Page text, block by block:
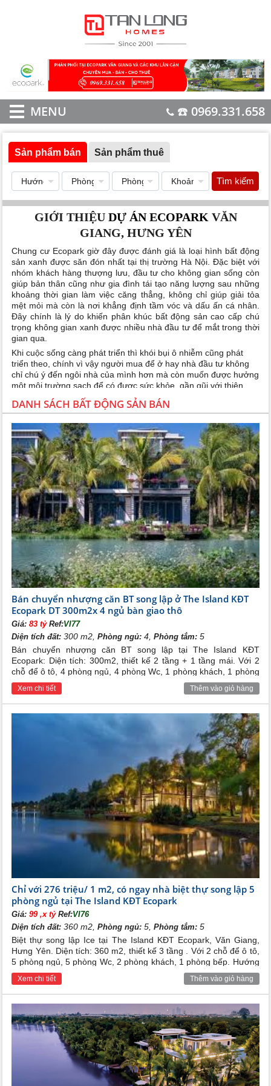
MENU ☎️ 0969.331.658
Sản phẩm bán Sản phẩm thuê
Tìm kiếm
GIỚI THIỆU DỰ ÁN ECOPARK VĂN
GIANG, HƯNG YÊN
Chung cư Ecopark giờ đây được đánh giá là loại hình bất động
sản xanh được săn đón nhất tại thị trường Hà Nội. Đặc biệt với
nhóm khách hàng thượng lưu, đầu tư cho không gian sống còn
giúp bản thân cũng như gia đình tái tạo năng lượng sau những
khoảng thời gian làm việc căng thẳng, không chỉ giúp giải tỏa
mệt mỏi mà còn là nơi khẳng định tầm vóc và dấu ấn cá nhân.
Đây chính là lý do khiến phân khúc bất động sản cao cấp chú
trọng không gian xanh được nhiều nhà đầu tư để mắt trong thời
gian qua.
Khi cuộc sống càng phát triển thì khói bụi ô nhiễm cũng phát
triển theo, chính vì vậy người mua để ở hay nhà đầu tư không
chỉ chú ý đến ngôi nhà của mình hơn mà còn muốn được hưởng
một môi trường sạch để có được sức khỏe, gần gũi với thiên
nhiên và tiện ích sống xung quanh. Họ cũng chú trọng nhiều vào
chất lượng quản lý dự án, theo hướng tăng cường các hoạt
khỏe khác. Có thể khẳng định rằng các căn hộ chung cư
Ecopark đáp ứng được tất cả các điều đó…
Nhắc đến khu đô thị Ecopark là đồng nghĩa với việc bạn đang
nói tới một ” thành phố ” xanh tươi đáng sống bậc nhất miền
Bắc. Khi đến với khu đô thị Ecopark, thứ không thể thiếu đó
chính là cây xanh. Tại nơi đây, các khu căn hộ chung cư
Ecopark được bao quanh bởi một màu xanh tươi mát của các
loại cây trồng lớn nhỏ. Ở Ecopark, không gian cây xanh, mặt
nước có diện tích lên tới 110ha, đạt tỷ lệ 125 cây/người. Ngoài
không gian sống tràn ngập màu xanh, Ecopark còn có hệ thống
an ninh đảm bảo, chất lượng không khí trong lành, hệ thống
giáo dục chuẩn quốc tế và đa dạng tiện ích hiện đại sẽ khiến tất
cả các cư dân hài lòng khi sống ở nơi đây…
Tổng quan chung cư Ecopark Văn Giang
I. TỔNG QUAN DỰ ÁN ECOPARK VĂN GIANG,
Dự ánchung cư Ecopark Văn Giang, Hưng Yên tọa lạc
trên khu đất rộng gần 500 ha, được khởi công xây dựng
năm 2009, dự kiến hoàn thành năm 2029, với tổng mức
vốn đầu tư lên đến 6 tỷ USD. Dự ánchung cư cao cấp
Ecopark Văn Giang có nhiều loại diện tích đa dạng với
thiết kế sang trọng , đáp ứng mọi nhu cầu của các hộ
Tổng quan khu đô thị Ecopark Văn Giang
Dự án chung cư Ecopark bao gồm:
Khu Căn Hộ Chung Cư Rừng cọ
DANH SÁCH BẤT ĐỘNG SẢN BÁN
Bán chuyển nhượng căn BT song lập ở The Island KĐT
Ecopark DT 300m2x 4 ngủ bàn giao thô
Giá:83 tỷRef:VI77
Diện tích đất: 300 m2,Phòng ngủ: 4,Phòng tắm: 5
Bán chuyển nhượng căn BT song lập tại The Island KĐT
Ecopark: Diện tích: 300m2, thiết kế 2 tầng + 1 tầng mái. Với 2
chỗ để ô tô, 4 phòng ngủ, 4 phòng Wc, 1 phòng khách, 1 phòng
bếp. Hướng nhà Tây Bắc. Nhà bàn giao thô, hoàn thiện mặt
ngoài.
Xem chi tiết Thêm vào giỏ hàng
Chỉ với 276 triệu/ 1 m2, có ngay nhà biệt thự song lập 5
phòng ngủ tại The Island KĐT Ecopark
Giá:99 ,x tỷRef:VI76
Diện tích đất: 360 m2,Phòng ngủ: 5,Phòng tắm: 5
Biệt thự song lập Ice tại The Island KĐT Ecopark, Văn Giang,
Hưng Yên. Diện tích: 360 m2, thiết kế 3 tầng . Với 2 chỗ để ô tô,
5 phòng ngủ, 5 phòng Wc, 2 phòng khách, 1 phòng bếp. Hướng
nhà: Đông Nam. Nhà bàn giao thô, hoàn thiện mặt ngoài.
Xem chi tiết Thêm vào giỏ hàng